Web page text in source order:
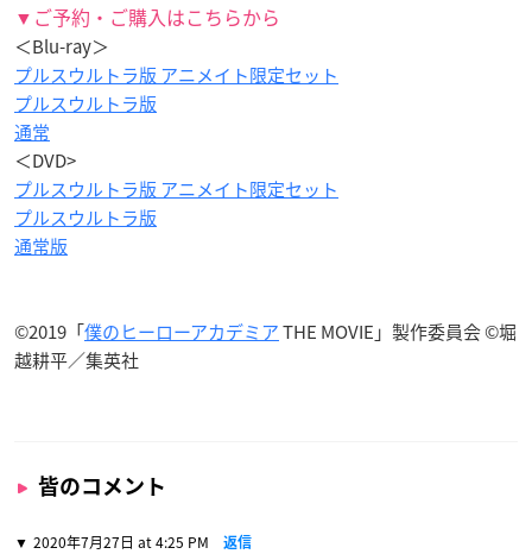
▼ご予約・ご購入はこちらから
＜Blu-ray＞
プルスウルトラ版 アニメイト限定セット
プルスウルトラ版
通常
＜DVD>
プルスウルトラ版 アニメイト限定セット
プルスウルトラ版
通常版
©2019「僕のヒーローアカデミアTHE MOVIE」製作委員会 ©堀
越耕平／集英社
皆のコメント
2020年7月27日 at 4:25 PM 返信